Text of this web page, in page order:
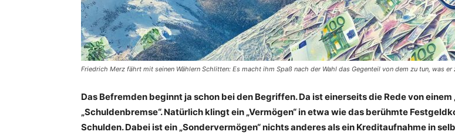
Friedrich Merz fährt mit seinen Wählern Schlitten: Es macht ihm Spaß nach der Wahl das Gegenteil von dem zu tun, was
Das Befremden beginnt ja schon bei den Begriffen. Da ist einerseits die Rede von
„Schuldenbremse“. Natürlich klingt ein „Vermögen“ in etwa wie das berühmte
Schulden. Dabei ist ein „Sondervermögen“ nichts anderes als ein Kreditaufnahme in